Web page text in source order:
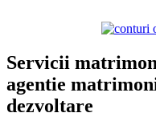
Servicii
agentie
dezvoltare